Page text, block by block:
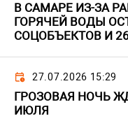
В САМАРЕ ИЗ-ЗА
ГОРЯЧЕЙ ВОДЫ
СОЦОБЪЕКТОВ И
27.07.2026 15:29
ГРОЗОВАЯ НОЧЬ
ИЮЛЯ